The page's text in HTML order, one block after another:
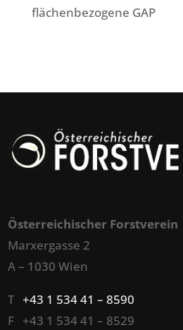
flächenbezogene GAP
Österreichischer Forstverein
Marxergasse 2
A – 1030 Wien
T+43 1 534 41 – 8590
F +43 1 534 41 – 8529